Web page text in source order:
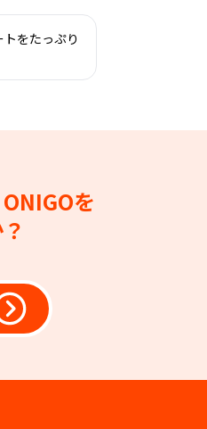
をたっぷり
ONIGOを